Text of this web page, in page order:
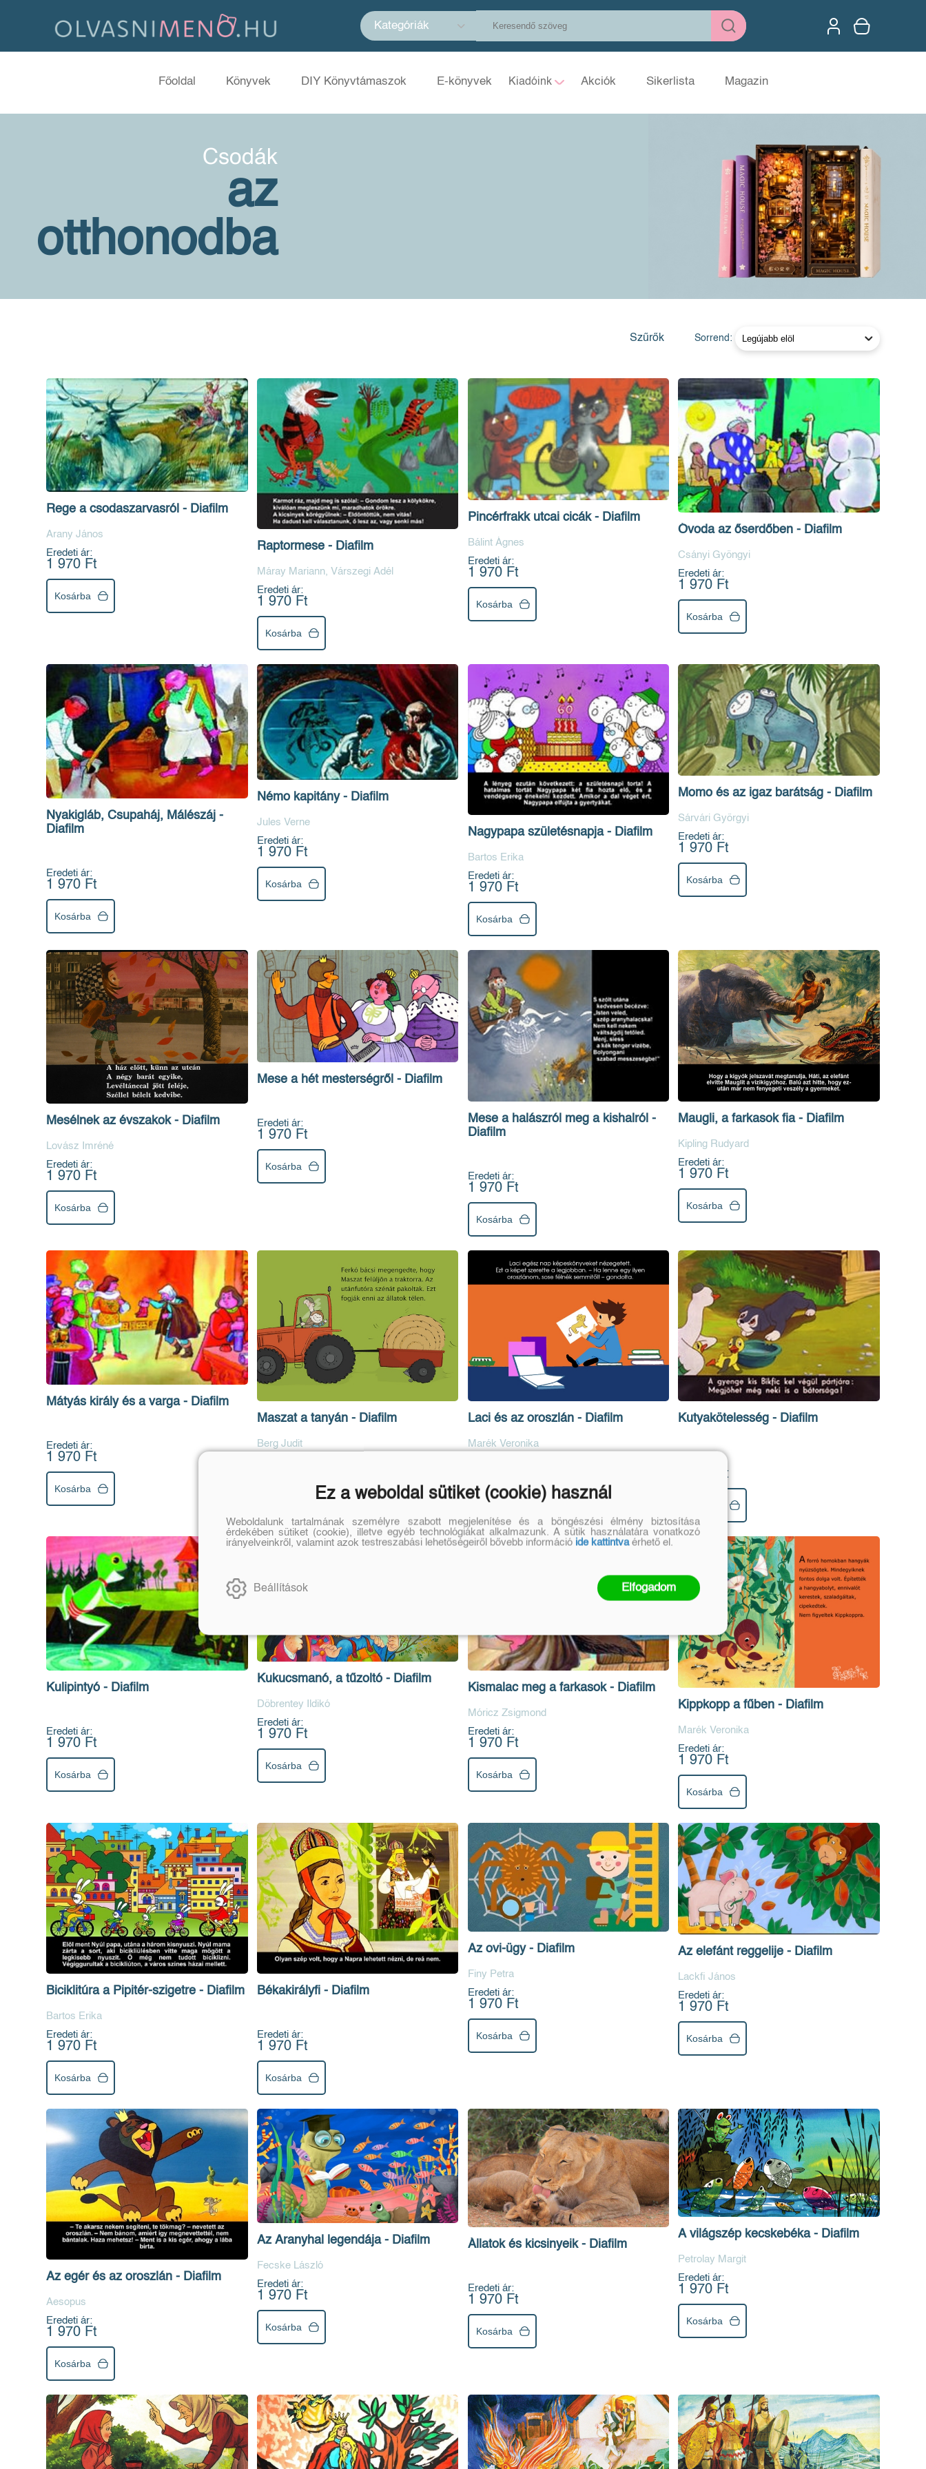
Kategóriák
Főoldal Könyvek DIY Könyvtámaszok E-könyvek Kiadóink Akciók Sikerlista Magazin
Csodák
az
otthonodba
Szűrők Sorrend:
Rege a csodaszarvasról - Diafilm
Arany János
Eredeti ár:
1 970 Ft
Kosárba
Raptormese - Diafilm
Máray Mariann, Várszegi Adél
Eredeti ár:
1 970 Ft
Kosárba
Pincérfrakk utcai cicák - Diafilm
Bálint Ágnes
Eredeti ár:
1 970 Ft
Kosárba
Óvoda az őserdőben - Diafilm
Csányi Gyöngyi
Eredeti ár:
1 970 Ft
Kosárba
Nyakigláb, Csupaháj, Málészáj -
Diafilm
Eredeti ár:
1 970 Ft
Kosárba
Némo kapitány - Diafilm
Jules Verne
Eredeti ár:
1 970 Ft
Kosárba
Nagypapa születésnapja - Diafilm
Bartos Erika
Eredeti ár:
1 970 Ft
Kosárba
Momo és az igaz barátság - Diafilm
Sárvári Györgyi
Eredeti ár:
1 970 Ft
Kosárba
Mesélnek az évszakok - Diafilm
Lovász Imréné
Eredeti ár:
1 970 Ft
Kosárba
Mese a hét mesterségről - Diafilm
Eredeti ár:
1 970 Ft
Kosárba
Mese a halászról meg a kishalról -
Diafilm
Eredeti ár:
1 970 Ft
Kosárba
Maugli, a farkasok fia - Diafilm
Kipling Rudyard
Eredeti ár:
1 970 Ft
Kosárba
Mátyás király és a varga - Diafilm
Eredeti ár:
1 970 Ft
Kosárba
Maszat a tanyán - Diafilm
Berg Judit
Laci és az oroszlán - Diafilm
Marék Veronika
Kosárba
Kutyakötelesség - Diafilm
1 970 Ft
Kulipintyó - Diafilm
Eredeti ár:
1 970 Ft
Kosárba
Kukucsmanó, a tűzoltó - Diafilm
Döbrentey Ildikó
Eredeti ár:
1 970 Ft
Kosárba
Kismalac meg a farkasok - Diafilm
Móricz Zsigmond
Eredeti ár:
1 970 Ft
Kosárba
Kippkopp a fűben - Diafilm
Marék Veronika
Eredeti ár:
1 970 Ft
Kosárba
Biciklitúra a Pipitér-szigetre - Diafilm
Bartos Erika
Eredeti ár:
1 970 Ft
Kosárba
Békakirályfi - Diafilm
Eredeti ár:
1 970 Ft
Kosárba
Az ovi-ügy - Diafilm
Finy Petra
Eredeti ár:
1 970 Ft
Kosárba
Az elefánt reggelije - Diafilm
Lackfi János
Eredeti ár:
1 970 Ft
Kosárba
Az egér és az oroszlán - Diafilm
Aesopus
Eredeti ár:
1 970 Ft
Kosárba
Az Aranyhal legendája - Diafilm
Fecske László
Eredeti ár:
1 970 Ft
Kosárba
Állatok és kicsinyeik - Diafilm
Eredeti ár:
1 970 Ft
Kosárba
A világszép kecskebéka - Diafilm
Petrolay Margit
Eredeti ár:
1 970 Ft
Kosárba
Ez a weboldal sütiket (cookie) használ
Weboldalunk tartalmának személyre szabott megjelenítése és a böngészési élmény biztosítása
érdekében sütiket (cookie), illetve egyéb technológiákat alkalmazunk. A sütik használatára vonatkozó
irányelveinkről, valamint azok testreszabási lehetőségeiről bővebb információ ide kattintvaérhető el.
Beállítások Elfogadom